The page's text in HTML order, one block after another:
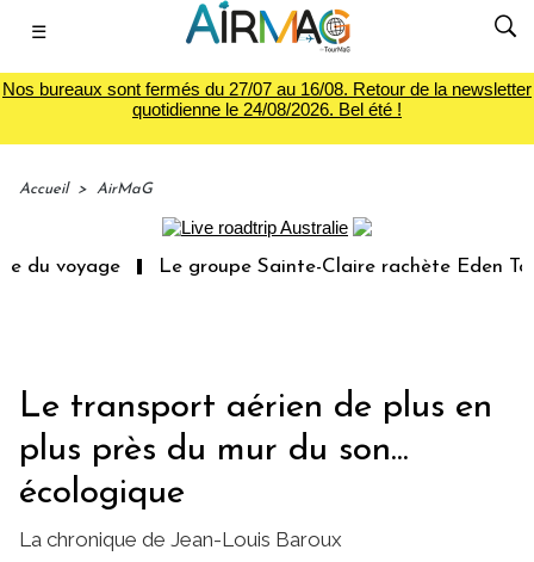
☰
Nos bureaux sont fermés du 27/07 au 16/08. Retour de la newsletter
quotidienne le 24/08/2026. Bel été !
Accueil > AirMaG
Le groupe Sainte-Claire rachète Eden Tour
Le transport aérien de plus en
plus près du mur du son...
écologique
La chronique de Jean-Louis Baroux